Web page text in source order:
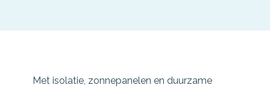
Met isolatie, zonnepanelen en duurzame